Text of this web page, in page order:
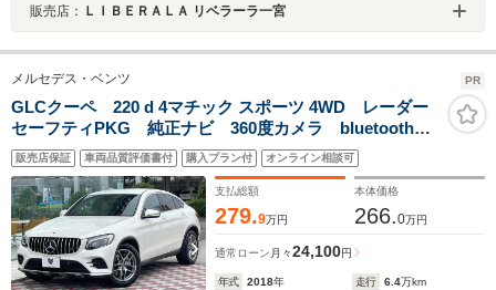
販売店： ＬＩＢＥＲＡＬＡ リベラーラ一宮
メルセデス・ベンツ PR
GLCクーペ 220 d 4マチック スポーツ 4WD レーダー
セーフティPKG 純正ナビ 360度カメラ bluetooth接
続 メモリ付きパワーシート シートヒーター ヘッド
アップディスプレイ 電動リアゲート ハーフレザーシ
ート 禁煙 ETC
販売店保証 車両品質評価書付 購入プラン付 オンライン相談可
支払総額
279.9万円
本体価格
266.0万円
通常ローン 月々24,100円
年式 2018年 走行 6.4万km